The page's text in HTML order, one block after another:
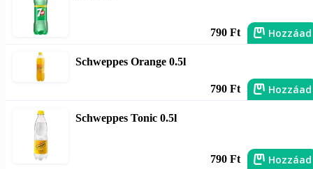
790 Ft Hozzáad
Schweppes Orange 0.5l
790 Ft Hozzáad
Schweppes Tonic 0.5l
790 Ft Hozzáad